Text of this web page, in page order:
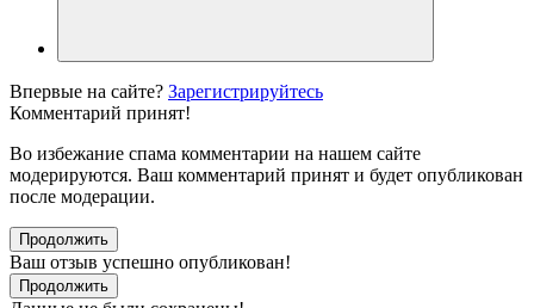
Впервые на сайте? Зарегистрируйтесь
Комментарий принят!
Во избежание спама комментарии на нашем сайте
модерируются. Ваш комментарий принят и будет опубликован
после модерации.
Продолжить
Ваш отзыв успешно опубликован!
Продолжить